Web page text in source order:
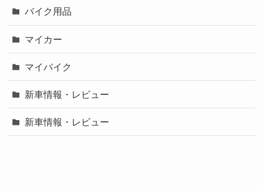
バイク用品
マイカー
マイバイク
新車情報・レビュー
新車情報・レビュー